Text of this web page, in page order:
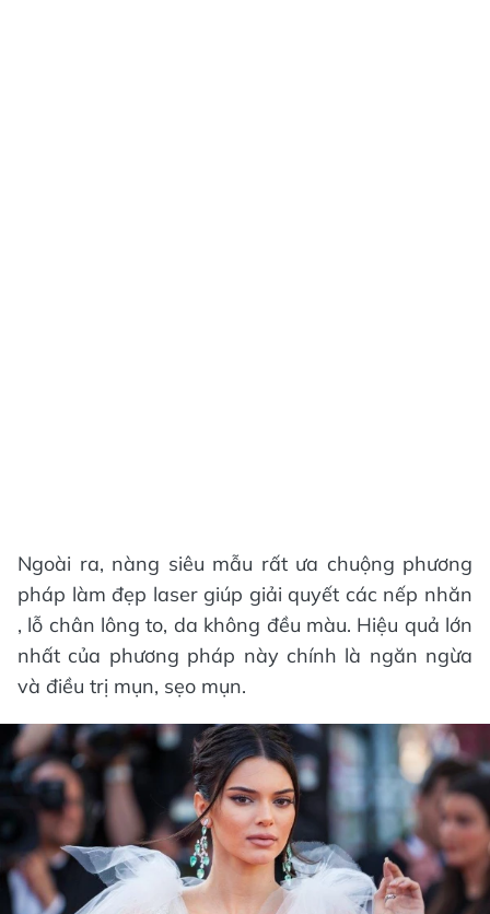
Ngoài ra, nàng siêu mẫu rất ưa chuộng phương
pháp làm đẹp laser giúp giải quyết các nếp nhăn
, lỗ chân lông to, da không đều màu. Hiệu quả lớn
nhất của phương pháp này chính là ngăn ngừa
và điều trị mụn, sẹo mụn.